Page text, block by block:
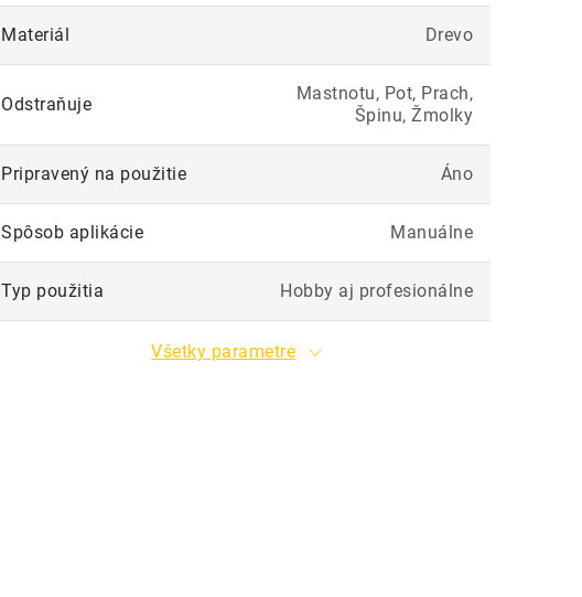
Materiál Drevo
Odstraňuje
Mastnotu, Pot, Prach,
Špinu, Žmolky
Pripravený na použitie Áno
Spôsob aplikácie Manuálne
Typ použitia Hobby aj profesionálne
Všetky parametre